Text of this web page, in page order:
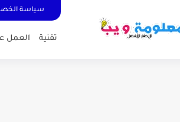
سياسة
تقنية العمل